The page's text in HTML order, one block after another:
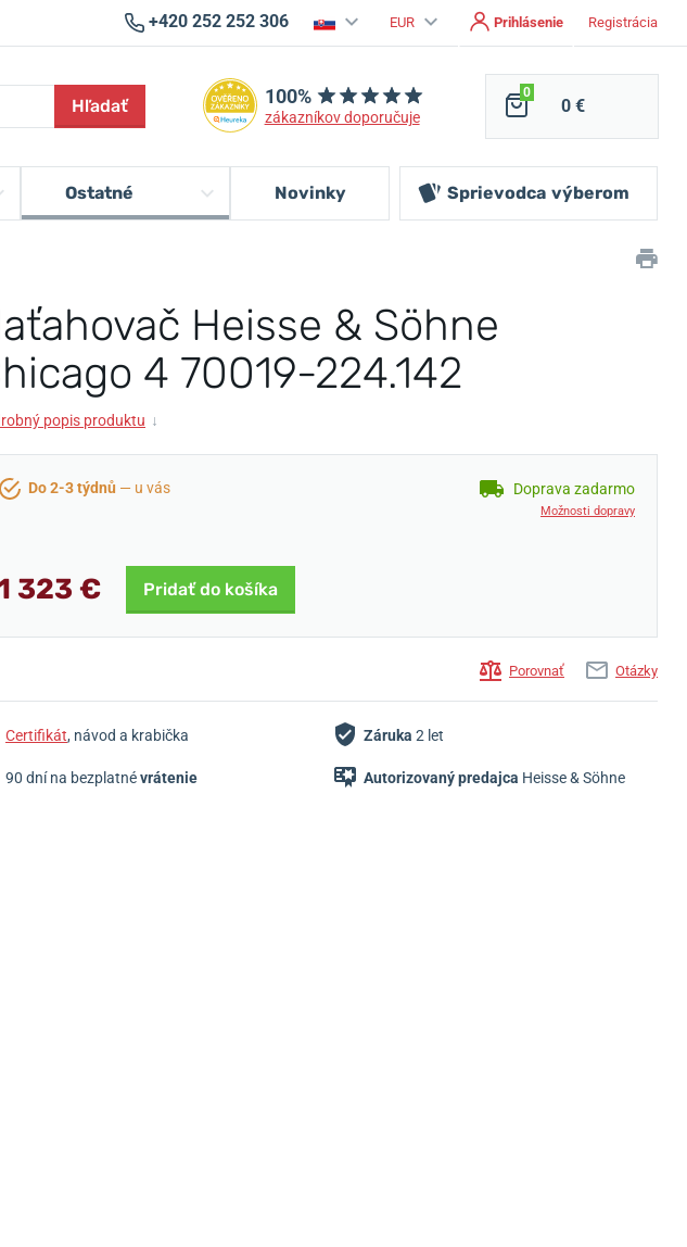
+420 252 252 306 EUR Prihlásenie Registrácia
Hľadať 100%
zákazníkov doporučuje
0
0 €
Ostatné Novinky Sprievodca výberom
Heisse & Söhne
4 70019-224.142
popis produktu ↓
Do 2-3 týdnů — u vás Doprava zadarmo
Možnosti dopravy
323 € Pridať do košíka
Porovnať Otázky
Certifikát, návod a krabička Záruka 2 let
90 dní na bezplatnévrátenie Autorizovaný predajca Heisse & Söhne